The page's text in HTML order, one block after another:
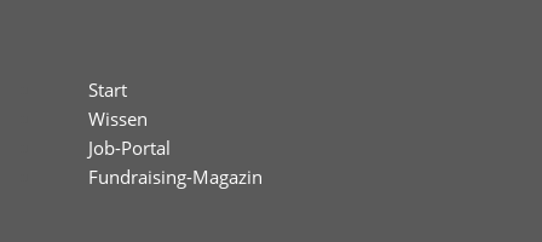
Start
Wissen
Job-Portal
Fundraising-Magazin